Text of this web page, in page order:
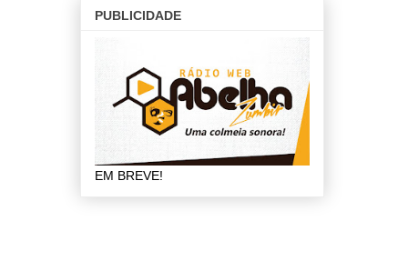
PUBLICIDADE
EM BREVE!